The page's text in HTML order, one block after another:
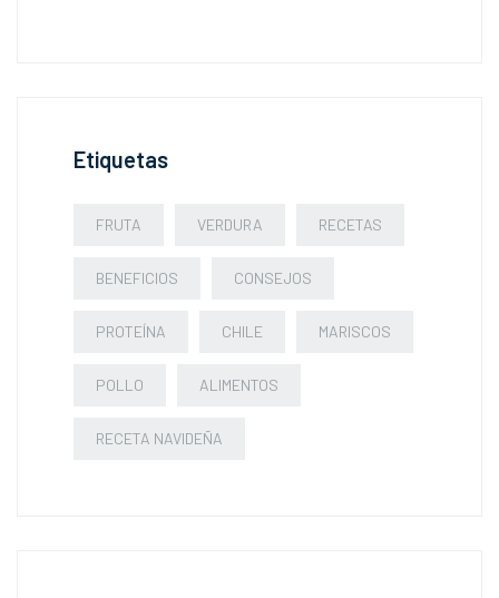
Etiquetas
FRUTA VERDURA RECETAS
BENEFICIOS CONSEJOS
PROTEÍNA CHILE MARISCOS
POLLO ALIMENTOS
RECETA NAVIDEÑA